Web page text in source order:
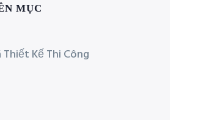
MỤC
Thiết Kế Thi Công